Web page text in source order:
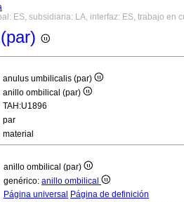
ES, subsidiaria: LA, interfaz: ES, trabajo en
anulus umbilicalis (par)
anillo ombilical (par)
TAH:U1896
par
material
anillo ombilical (par)
genérico: anillo ombilical
Página universal Página de definición